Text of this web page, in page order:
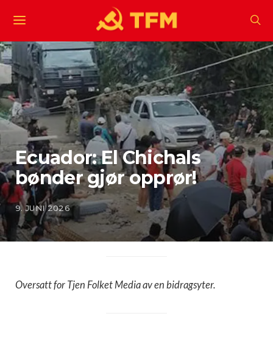
Ecuador: El Chichals
bønder gjør opprør!
9. JUNI 2026
Oversatt for Tjen Folket Media av en bidragsyter.